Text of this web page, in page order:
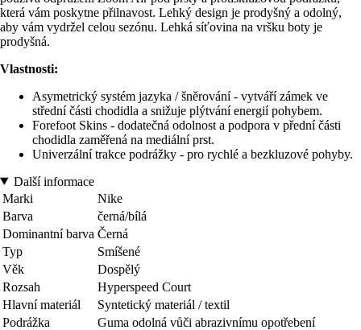
která vám poskytne přilnavost. Lehký design je prodyšný a odolný,
aby vám vydržel celou sezónu. Lehká síťovina na vršku boty je
prodyšná.
Vlastnosti:
Asymetrický systém jazyka / šněrování - vytváří zámek ve
střední části chodidla a snižuje plýtvání energií pohybem.
Forefoot Skins - dodatečná odolnost a podpora v přední části
chodidla zaměřená na mediální prst.
Univerzální trakce podrážky - pro rychlé a bezkluzové pohyby.
Další informace
Marki
Nike
Barva
černá/bílá
Dominantní barva Černá
Typ
Smíšené
Věk
Dospělý
Rozsah
Hyperspeed Court
Hlavní materiál
Syntetický materiál / textil
Podrážka
Guma odolná vůči abrazivnímu opotřebení